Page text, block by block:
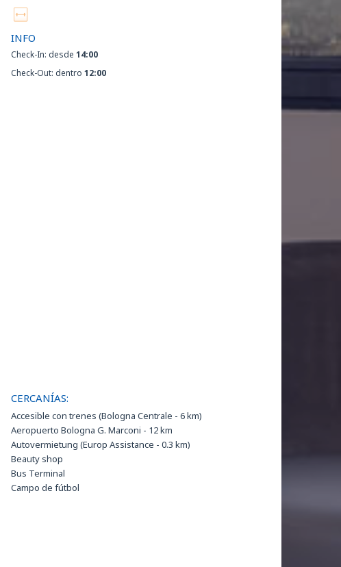
INFO
Check-In: desde14:00
Check-Out: dentro12:00
CERCANÍAS:
Accesible con trenes (Bologna Centrale - 6 km)
Aeropuerto Bologna G. Marconi - 12 km
Autovermietung (Europ Assistance - 0.3 km)
Beauty shop
Bus Terminal
Campo de fútbol